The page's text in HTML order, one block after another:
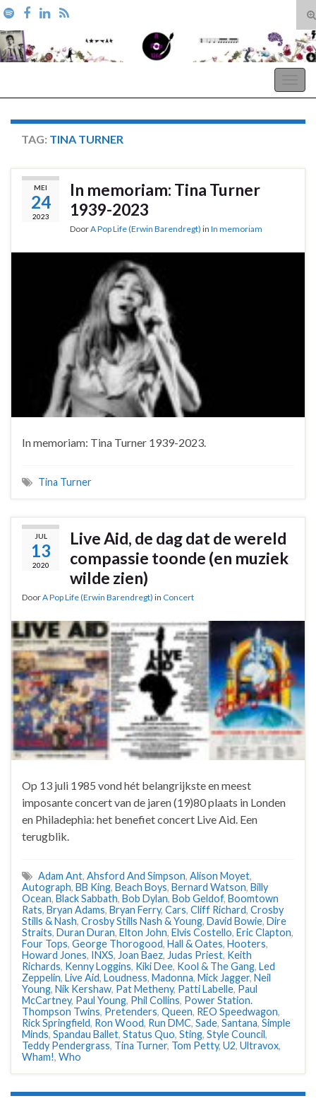
Search for:
TAG: TINA TURNER
MEI
24
2023
In memoriam: Tina Turner
1939-2023
DoorA Pop Life (Erwin Barendregt) in In memoriam
In memoriam: Tina Turner 1939-2023.
Tina Turner
JUL
13
2020
Live Aid, de dag dat de wereld
compassie toonde (en muziek
wilde zien)
DoorA Pop Life (Erwin Barendregt) in Concert
Op 13 juli 1985 vond hét belangrijkste en meest
imposante concert van de jaren (19)80 plaats in Londen
en Philadephia: het benefiet concert Live Aid. Een
terugblik.
Adam Ant, Ahsford And Simpson, Alison Moyet,
Autograph, BB King, Beach Boys, Bernard Watson, Billy
Ocean, Black Sabbath, Bob Dylan, Bob Geldof, Boomtown
Rats, Bryan Adams, Bryan Ferry, Cars, Cliff Richard, Crosby
Stills & Nash, Crosby Stills Nash & Young, David Bowie, Dire
Straits, Duran Duran, Elton John, Elvis Costello, Eric Clapton,
Four Tops, George Thorogood, Hall & Oates, Hooters,
Howard Jones, INXS, Joan Baez, Judas Priest, Keith
Richards, Kenny Loggins, Kiki Dee, Kool & The Gang, Led
Zeppelin, Live Aid, Loudness, Madonna, Mick Jagger, Neil
Young, Nik Kershaw, Pat Metheny, Patti Labelle, Paul
McCartney, Paul Young, Phil Collins, Power Station.
Thompson Twins, Pretenders, Queen, REO Speedwagon,
Rick Springfield, Ron Wood, Run DMC, Sade, Santana, Simple
Minds, Spandau Ballet, Status Quo, Sting, Style Council,
Teddy Pendergrass, Tina Turner, Tom Petty, U2, Ultravox,
Wham!, Who